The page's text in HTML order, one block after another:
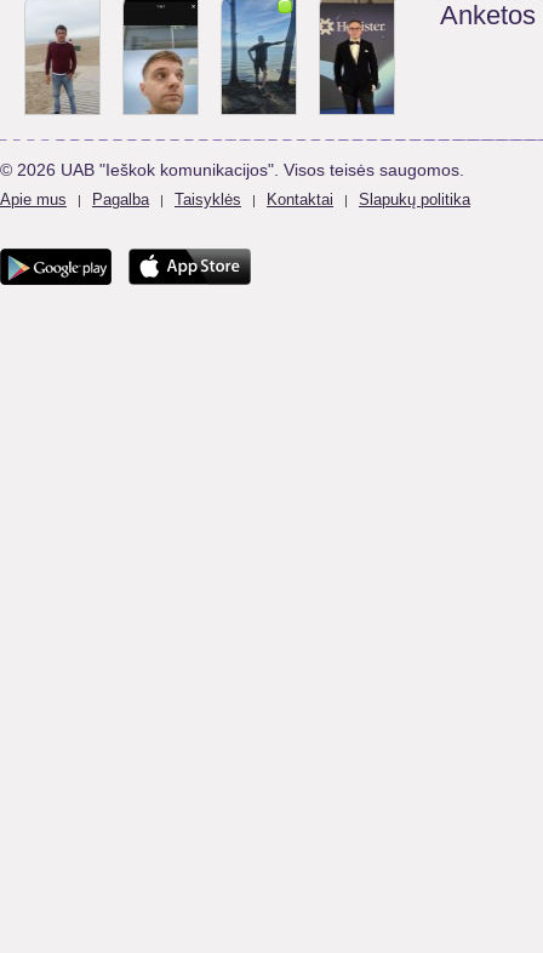
Anketos
© 2026 UAB "Ieškok komunikacijos". Visos teisės saugomos.
Apie mus | Pagalba | Taisyklės | Kontaktai | Slapukų politika